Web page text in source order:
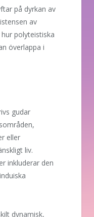
på dyrkan av
av
polyteistiska
överlappa i
gudar
eller
liv.
inkluderar den
dynamisk,